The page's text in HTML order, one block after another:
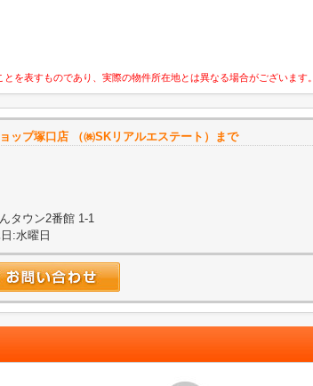
を表すものであり、実際の物件所在地とは異なる場合がございます。
ップ塚口店 （㈱SKリアルエステート）まで
タウン2番館 1-1
:水曜日